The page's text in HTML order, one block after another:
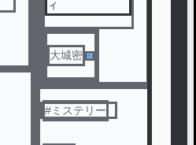
ィ
大城密
#ミステリー